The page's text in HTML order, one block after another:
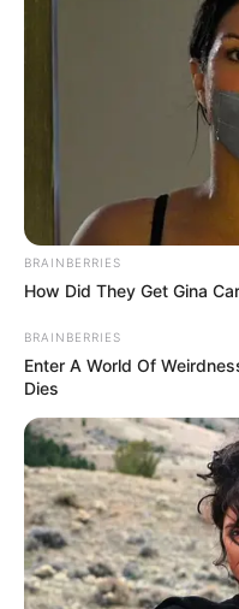
BRAINBERRIES
How Did They Get Gina
BRAINBERRIES
Enter A World Of
Dies